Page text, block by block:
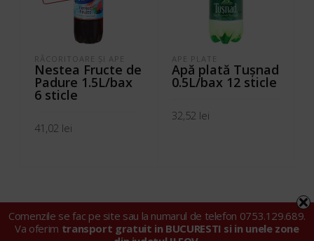
RĂCORITOARE ŞI APE
Nestea Fructe de
Padure 1.5L/bax
6 sticle
41,02 lei
APE PLATE
Apă plată Tuşnad
0.5L/bax 12 sticle
32,52 lei
Comenzile se fac pe site sau la numarul de telefon 0753.129.689.
Va oferim transport gratuit in BUCURESTI si in unele zone